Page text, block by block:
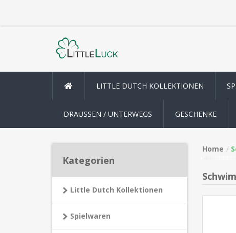
LITTLE DUTCH KOLLEKTIONEN
DRAUSSEN / UNTERWEGS GESCHENKE
Kategorien
Little Dutch Kollektionen
Spielwaren
Home